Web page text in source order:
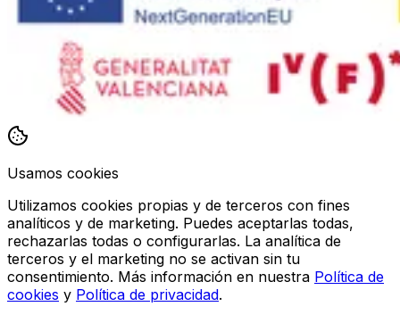
Usamos cookies
Utilizamos cookies propias y de terceros con fines
analíticos y de marketing. Puedes aceptarlas todas,
rechazarlas todas o configurarlas. La analítica de
terceros y el marketing no se activan sin tu
consentimiento. Más información en nuestra Política de
cookies y Política de privacidad.